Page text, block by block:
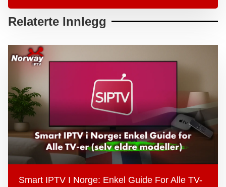
Relaterte Innlegg
Smart IPTV I Norge: Enkel Guide For Alle TV-